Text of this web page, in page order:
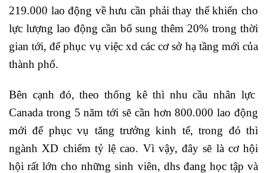
219.000 lao động về hưu cần phải thay thế khiến cho
lực lượng lao động cần bổ sung thêm 20% trong thời
gian tới, để phục vụ việc xd các cơ sở hạ tầng mới của
thành phố.
Bên cạnh đó, theo thống kê thì nhu cầu nhân lực
Canada trong 5 năm tới sẽ cần hơn 800.000 lao động
mới để phục vụ tăng trưởng kinh tế, trong đó thì
ngành XD chiếm tỷ lệ cao. Vì vậy, đây sẽ là cơ hội
hội rất lớn cho những sinh viên, dhs đang học tập và